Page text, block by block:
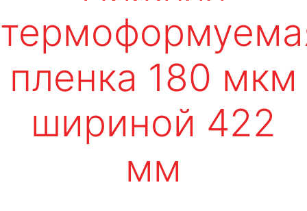
пленка 180 мкм
шириной 422
мм